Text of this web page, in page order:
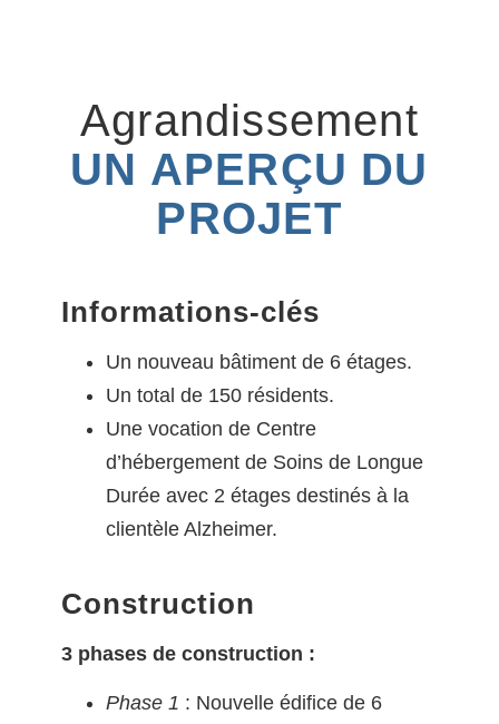
Agrandissement
UN APERÇU DU
PROJET
Informations-clés
Un nouveau bâtiment de 6 étages.
Un total de 150 résidents.
Une vocation de Centre
d’hébergement de Soins de Longue
Durée avec 2 étages destinés à la
clientèle Alzheimer.
Construction
3 phases de construction :
Phase 1 : Nouvelle édifice de 6